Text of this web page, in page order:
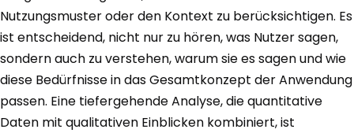
Nutzungsmuster oder den Kontext zu berücksichtigen. Es
ist entscheidend, nicht nur zu hören, was Nutzer sagen,
sondern auch zu verstehen, warum sie es sagen und wie
diese Bedürfnisse in das Gesamtkonzept der Anwendung
passen. Eine tiefergehende Analyse, die quantitative
Daten mit qualitativen Einblicken kombiniert, ist